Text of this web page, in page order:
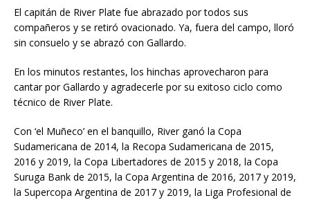
El capitán de River Plate fue abrazado por todos sus
compañeros y se retiró ovacionado. Ya, fuera del campo, lloró
sin consuelo y se abrazó con Gallardo.
En los minutos restantes, los hinchas aprovecharon para
cantar por Gallardo y agradecerle por su exitoso ciclo como
técnico de River Plate.
Con ‘el Muñeco’ en el banquillo, River ganó la Copa
Sudamericana de 2014, la Recopa Sudamericana de 2015,
2016 y 2019, la Copa Libertadores de 2015 y 2018, la Copa
Suruga Bank de 2015, la Copa Argentina de 2016, 2017 y 2019,
la Supercopa Argentina de 2017 y 2019, la Liga Profesional de